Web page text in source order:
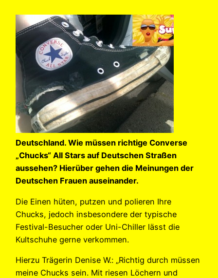
Deutschland. Wie müssen richtige Converse
„Chucks“ All Stars auf Deutschen Straßen
aussehen? Hierüber gehen die Meinungen der
Deutschen Frauen auseinander.
Die Einen hüten, putzen und polieren Ihre
Chucks, jedoch insbesondere der typische
Festival-Besucher oder Uni-Chiller lässt die
Kultschuhe gerne verkommen.
Hierzu Trägerin Denise W.: „Richtig durch müssen
meine Chucks sein. Mit riesen Löchern und